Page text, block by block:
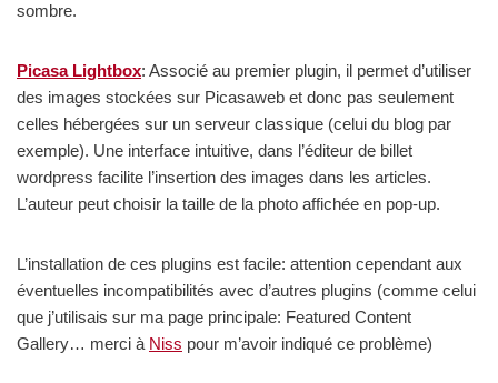
sombre.
Picasa Lightbox: Associé au premier plugin, il permet d’utiliser
des images stockées sur Picasaweb et donc pas seulement
celles hébergées sur un serveur classique (celui du blog par
exemple). Une interface intuitive, dans l’éditeur de billet
wordpress facilite l’insertion des images dans les articles.
L’auteur peut choisir la taille de la photo affichée en pop-up.
L’installation de ces plugins est facile: attention cependant aux
éventuelles incompatibilités avec d’autres plugins (comme celui
que j’utilisais sur ma page principale: Featured Content
Gallery… merci à Niss pour m’avoir indiqué ce problème)